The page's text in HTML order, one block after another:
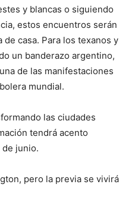
y blancas o siguiendo
estos encuentros serán
casa. Para los texanos y
un banderazo argentino,
de las manifestaciones
mundial.
las ciudades
tendrá acento
junio.
pero la previa se vivirá